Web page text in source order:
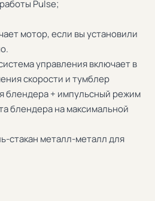
Pulse;
мотор, если вы установили
управления включает в
скорости и тумблер
блендера + импульсный режим
блендера на максимальной
стакан металл-металл для